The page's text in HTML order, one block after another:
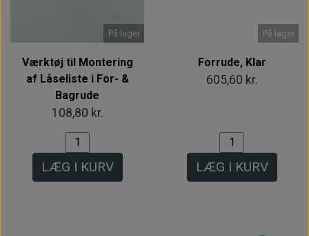
På lager
Værktøj til Montering
af Låseliste i For- &
Bagrude
108,80 kr.
LÆG I KURV
På lager
Forrude, Klar
605,60 kr.
LÆG I KURV